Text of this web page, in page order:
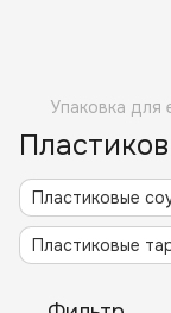
Упаковка для
Пластиковые
Пластиковые